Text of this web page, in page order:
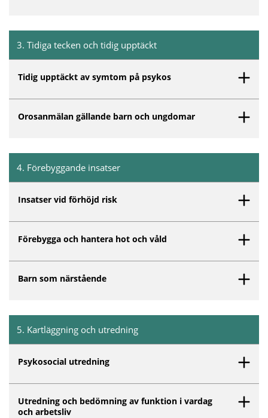
3. Tidiga tecken och tidig upptäckt
Tidig upptäckt av symtom på psykos
Orosanmälan gällande barn och ungdomar
Inget innehåll matchar dina valda filter.
4. Förebyggande insatser
Insatser vid förhöjd risk
Förebygga och hantera hot och våld
Barn som närstående
5. Kartläggning och utredning
Psykosocial utredning
Utredning och bedömning av funktion i vardag
och arbetsliv